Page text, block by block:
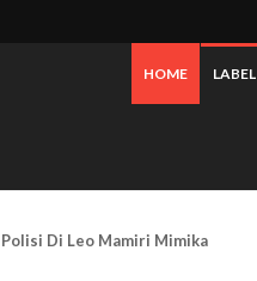
HOME LABEL
Penjelasannya